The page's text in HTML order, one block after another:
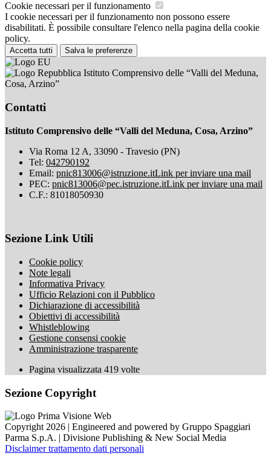
Cookie necessari per il funzionamento
I cookie necessari per il funzionamento non possono essere
disabilitati. È possibile consultare l'elenco nella pagina della cookie
policy.
Accetta tutti Salva le preferenze
Istituto Comprensivo delle “Valli del Meduna,
Cosa, Arzino”
Contatti
Istituto Comprensivo delle “Valli del Meduna, Cosa, Arzino”
Via Roma 12 A, 33090 - Travesio (PN)
Tel: 042790192
Email: pnic813006@istruzione.itLink per inviare una mail
PEC: pnic813006@pec.istruzione.itLink per inviare una mail
C.F.: 81018050930
Sezione Link Utili
Cookie policy
Note legali
Informativa Privacy
Ufficio Relazioni con il Pubblico
Dichiarazione di accessibilità
Obiettivi di accessibilità
Whistleblowing
Gestione consensi cookie
Amministrazione trasparente
Pagina visualizzata 419 volte
Sezione Copyright
Copyright 2026 | Engineered and powered by Gruppo Spaggiari
Parma S.p.A. | Divisione Publishing & New Social Media
Disclaimer trattamento dati personali